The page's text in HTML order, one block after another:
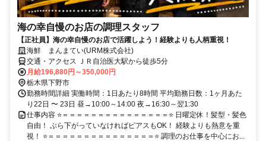
海の幸自慢のお店の調理スタッフ
【正社員】海の幸自慢のお店で活躍しよう！経験よりも人柄重視！
海鮮 まんまてい(URM株式会社)
交通・アクセス ＪＲ自治医大駅から徒歩5分
月給196,880円～350,000円
栃木県下野市
勤務時間詳細 実働時間：1日あたり8時間 平均勤務日数：1ヶ月あた
り22日 〜 23日 昼→10:00～14:00 夜→16:30～翌1:30
仕事内容 ⭐＝＝＝＝＝＝＝＝＝＝＝＝＝＝＝⭐ 日曜定休！髪型・髪色
自由！ ぶら下がっていなければピアスもOK！ 経験よりも熱意を重
視！ ⭐＝＝＝＝＝＝＝＝＝＝＝＝＝＝＝⭐ 調理のお仕事を中心にお...